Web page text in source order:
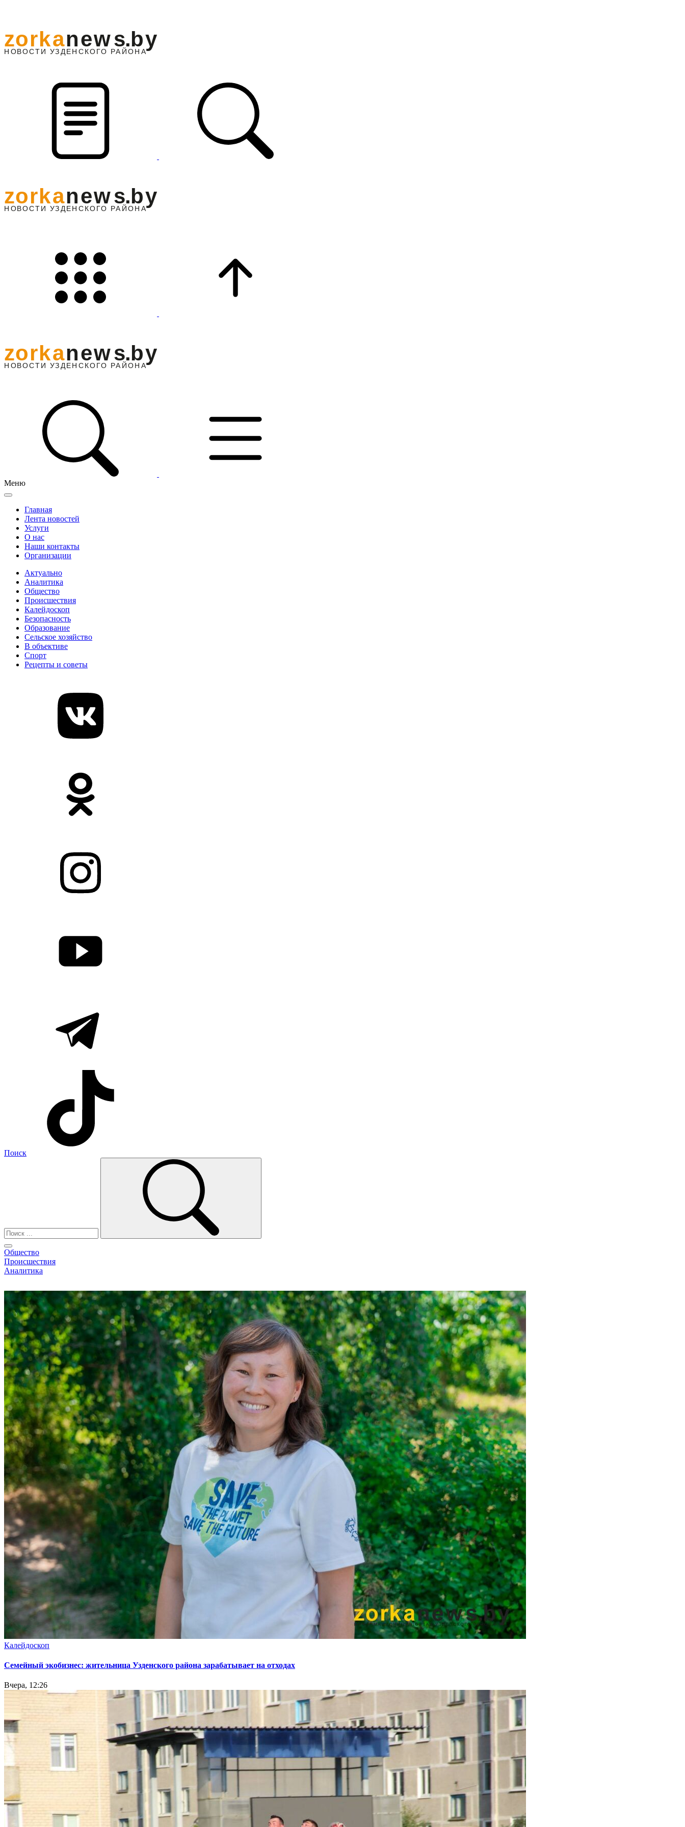
НО ВОСТИ УЗДЕНС КО ГО РАЙОНА
zorkanews.by
Меню
Главная
Лента новостей
Услуги
О нас
Наши контакты
Организации
Актуально
Аналитика
Общество
Происшествия
Калейдоскоп
Безопасность
Образование
Сельское хозяйство
В объективе
Спорт
Рецепты и советы
Поиск
Общество
Происшествия
Аналитика
Калейдоскоп
Семейный экобизнес: жительница Узденского района зарабатывает на отходах
Вчера, 12:26